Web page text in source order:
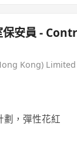
保安員 -
Kong) Limited
劃，彈性花紅